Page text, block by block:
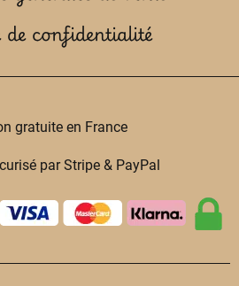
de confidentialité
gratuite en France
par Stripe & PayPal